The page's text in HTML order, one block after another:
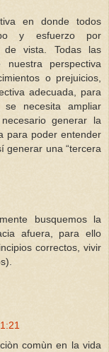
en donde todos
y esfuerzo por
de vista. Todas las
perspectiva
o prejuicios,
adecuada, para
necesita ampliar
generar la
para poder entender
generar una “tercera
busquemos la
afuera, para ello
correctos, vivir
comùn en la vida